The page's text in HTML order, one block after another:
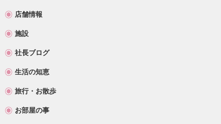
店舗情報
施設
社長ブログ
生活の知恵
旅行・お散歩
お部屋の事